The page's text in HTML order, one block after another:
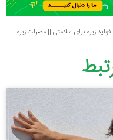
فواید زیره برای سلامتی || مضرات زیره